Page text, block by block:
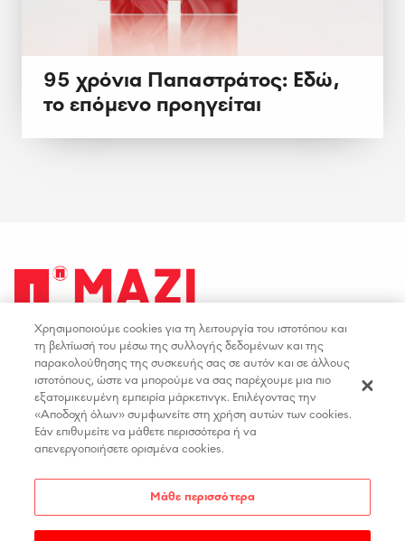
95 χρόνια Παπαστράτος: Εδώ,
το επόμενο προηγείται
ΟΡΟΙ ΧΡΗΣΗΣ
ΠΟΛΙΤΙΚΗ ΑΠΟΡΡΗΤΟΥ
ΔΗΛΩΣΗ ΠΡΟΣΒΑΣΙΜΟΤΗΤΑΣ
ΕΠΙΚΟΙΝΩΝΙΑ
ΘΕΣΕΙΣ ΕΡΓΑΣΙΑΣ
facebookyoutubeinstagramlinkedin
Χρησιμοποιούμε cookies για τη λειτουργία του ιστοτόπου και
τη βελτίωσή του μέσω της συλλογής δεδομένων και της
παρακολούθησης της συσκευής σας σε αυτόν και σε άλλους
ιστοτόπους, ώστε να μπορούμε να σας παρέχουμε μια πιο
εξατομικευμένη εμπειρία μάρκετινγκ. Επιλέγοντας την
«Αποδοχή όλων» συμφωνείτε στη χρήση αυτών των cookies.
Εάν επιθυμείτε να μάθετε περισσότερα ή να
απενεργοποιήσετε ορισμένα cookies.
Μάθε περισσότερα